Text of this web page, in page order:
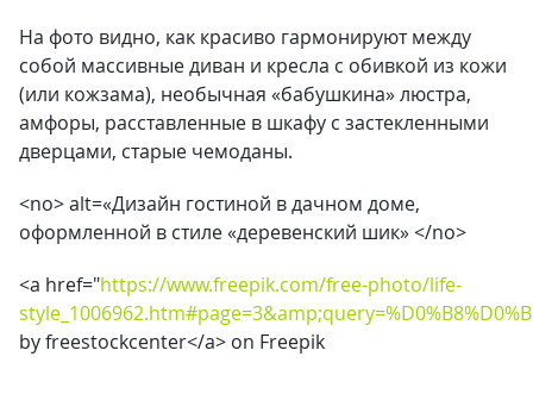
На фото видно, как красиво гармонируют между
собой массивные диван и кресла с обивкой из кожи
(или кожзама), необычная «бабушкина» люстра,
амфоры, расставленные в шкафу с застекленными
дверцами, старые чемоданы.
<no> alt=«Дизайн гостиной в дачном доме,
оформленной в стиле «деревенский шик» </no>
<a href="https://www.freepik.com/free-photo/life-
by freestockcenter</a> on Freepik